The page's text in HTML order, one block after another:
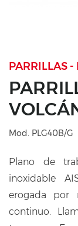
PARRILLAS
Mod. PLG40B/G
Plano de
inoxidable
erogada por
continuo.